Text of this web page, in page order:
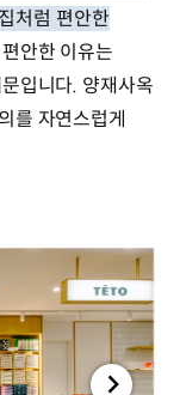
처럼 편안한
안한 이유는
입니다. 양재사옥
를 자연스럽게